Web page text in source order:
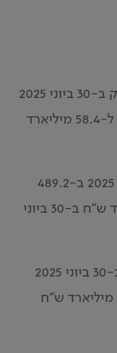
הבנק ב-30 ביוני 2025
הסתכם ב-65.5 מיליארד ש"ח, בהשוואה ל-58.4 מיליארד
הסתכם ב-30 ביוני 2025 ב-489.2
מיליארד ש"ח, בהשוואה ל-433.8 מיליארד ש"ח ב-30 ביוני
הסתכם ב-30 ביוני 2025
ב-151.5 מיליארד ש"ח, בהשוואה ל-138.3 מיליארד ש"ח